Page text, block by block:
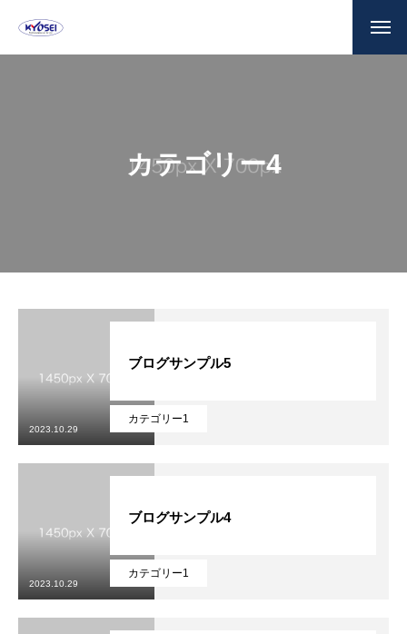
カテゴリー4
カテゴリー1
ブログサンプル5
2023.10.29
カテゴリー1
ブログサンプル4
2023.10.29